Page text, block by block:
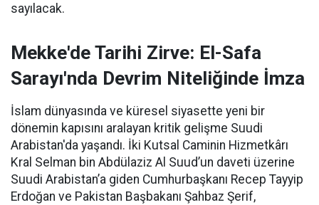
sayılacak.
Mekke'de Tarihi Zirve: El-Safa
Sarayı'nda Devrim Niteliğinde İmza
İslam dünyasında ve küresel siyasette yeni bir
dönemin kapısını aralayan kritik gelişme Suudi
Arabistan'da yaşandı. İki Kutsal Caminin Hizmetkârı
Kral Selman bin Abdülaziz Al Suud’un daveti üzerine
Suudi Arabistan’a giden Cumhurbaşkanı Recep Tayyip
Erdoğan ve Pakistan Başbakanı Şahbaz Şerif,